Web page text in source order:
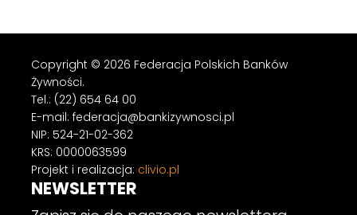
Copyright © 2026 Federacja Polskich Banków
Żywności.
Tel.: (22) 654 64 00
E-mail: federacja@bankizywnosci.pl
NIP: 524-21-02-362
KRS: 0000063599
Projekt i realizacja: clivio.pl
NEWSLETTER